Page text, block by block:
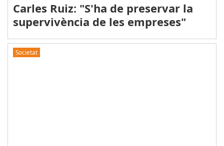
Carles Ruiz: "S'ha de preservar la
supervivència de les empreses"
Societat